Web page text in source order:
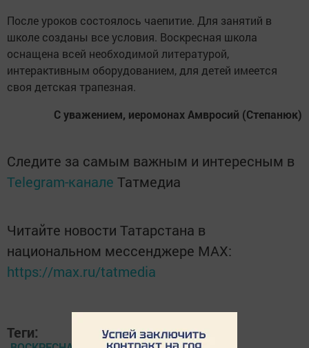
После уроков состоялось чаепитие. Для занятий в
школе созданы все условия. Воскресная школа
оснащена всей необходимой литературой,
интерактивным оборудованием, для детей имеется
своя детская трапезная.
С уважением, иеромонах Амвросий (Степанюк)
Следите за самым важным и интересным в
Telegram-канале Татмедиа
Читайте новости Татарстана в
национальном мессенджере MАХ:
https://max.ru/tatmedia
Теги: